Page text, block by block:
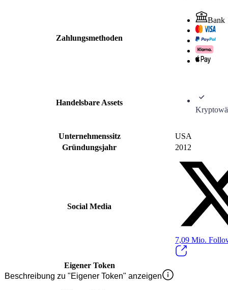
Zahlungsmethoden
Bank
Handelsbare Assets
Unternehmenssitz
USA
Gründungsjahr
2012
Social Media
7,09 Mio.
Eigener Token
Beschreibung zu "Eigener Token" anzeigen